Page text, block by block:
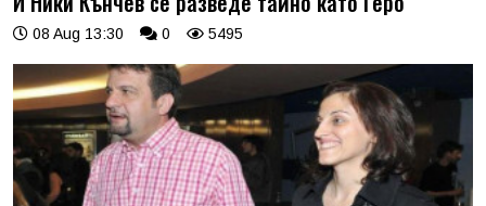
08 Aug 13:30 0 5495